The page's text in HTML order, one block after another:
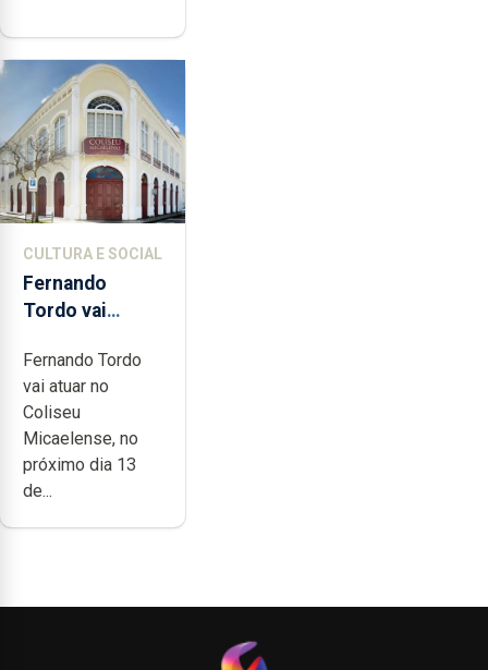
CULTURA E SOCIAL
Fernando
Tordo vai
anos de
carreira no
Coliseu
Micaelense
Fernando Tordo
vai atuar no
Coliseu
Micaelense, no
próximo dia 13
de...